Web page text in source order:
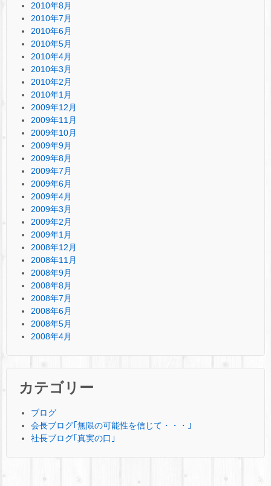
2010年8月
2010年7月
2010年6月
2010年5月
2010年4月
2010年3月
2010年2月
2010年1月
2009年12月
2009年11月
2009年10月
2009年9月
2009年8月
2009年7月
2009年6月
2009年4月
2009年3月
2009年2月
2009年1月
2008年12月
2008年11月
2008年9月
2008年8月
2008年7月
2008年6月
2008年5月
2008年4月
カテゴリー
ブログ
会長ブログ｢無限の可能性を信じて・・・｣
社長ブログ｢真実の口｣